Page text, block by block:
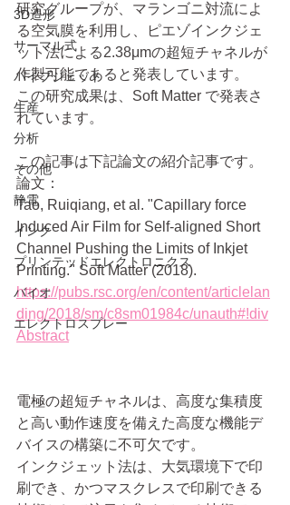
3D造形
サーマル式
パイプジェット
生産
分析
その他
静電
インク
プリンテッドエレクトロニクス
バイオ
エレクトロスプレー
研究グループが、マランゴニ対流によ
る空気膜を利用し、ピエゾインクジェ
ット法による2.38μmの超短チャネルが
作製可能であると発表しています。
この研究成果は、Soft Matter で発表さ
れています。
この記事は下記論文の紹介記事です。
論文：
Tao, Ruiqiang, et al. "Capillary force
Induced Air Film for Self-aligned Short
Channel Pushing the Limits of Inkjet
Printing." Soft Matter (2018).
https://pubs.rsc.org/en/content/articlelan
ding/2018/sm/c8sm01984c/unauth#!div
Abstract
電極の超短チャネルは、高度な集積度
と高い動作速度を備えた高度な機能デ
バイスの構築に不可欠です。
インクジェット法は、大気環境下で印
刷でき、かつマスクレスで印刷できる